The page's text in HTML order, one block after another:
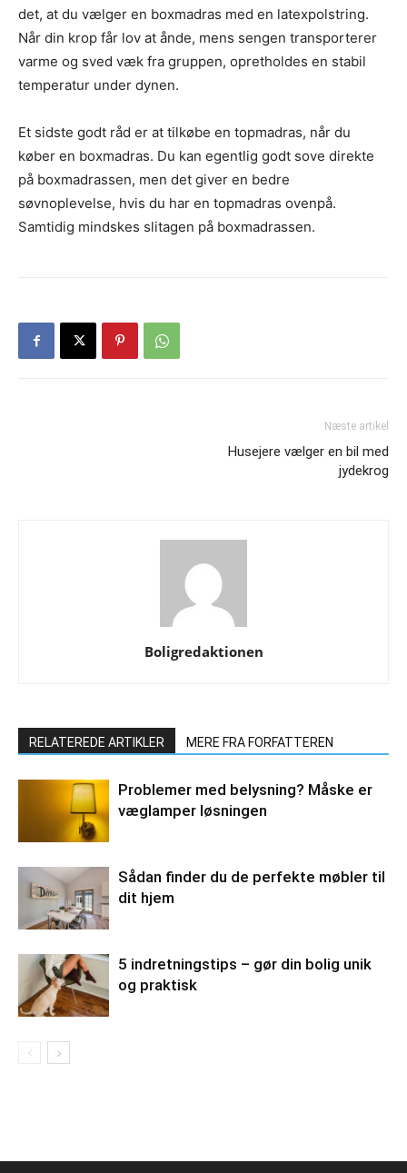
det, at du vælger en boxmadras med en latexpolstring.
Når din krop får lov at ånde, mens sengen transporterer
varme og sved væk fra gruppen, opretholdes en stabil
temperatur under dynen.
Et sidste godt råd er at tilkøbe en topmadras, når du
køber en boxmadras. Du kan egentlig godt sove direkte
på boxmadrassen, men det giver en bedre
søvnoplevelse, hvis du har en topmadras ovenpå.
Samtidig mindskes slitagen på boxmadrassen.
Næste artikel
Husejere vælger en bil med
jydekrog
Boligredaktionen
RELATEREDE ARTIKLER MERE FRA FORFATTEREN
Problemer med belysning? Måske er
væglamper løsningen
Sådan finder du de perfekte møbler til
dit hjem
5 indretningstips – gør din bolig unik
og praktisk